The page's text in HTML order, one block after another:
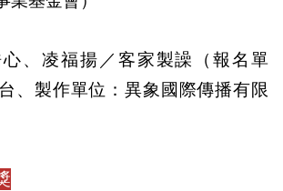
、凌福揚／客家製譟（報名單
、製作單位：異象國際傳播有限